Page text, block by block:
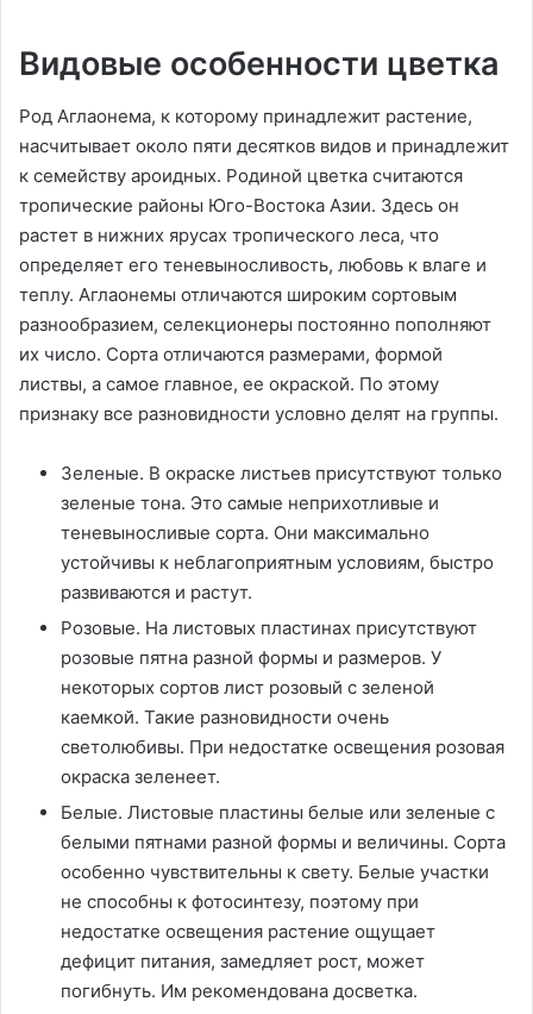
Видовые особенности цветка
Род Аглаонема, к которому принадлежит растение,
насчитывает около пяти десятков видов и принадлежит
к семейству ароидных. Родиной цветка считаются
тропические районы Юго-Востока Азии. Здесь он
растет в нижних ярусах тропического леса, что
определяет его теневыносливость, любовь к влаге и
теплу. Аглаонемы отличаются широким сортовым
разнообразием, селекционеры постоянно пополняют
их число. Сорта отличаются размерами, формой
листвы, а самое главное, ее окраской. По этому
признаку все разновидности условно делят на группы.
Зеленые. В окраске листьев присутствуют только
зеленые тона. Это самые неприхотливые и
теневыносливые сорта. Они максимально
устойчивы к неблагоприятным условиям, быстро
развиваются и растут.
Розовые. На листовых пластинах присутствуют
розовые пятна разной формы и размеров. У
некоторых сортов лист розовый с зеленой
каемкой. Такие разновидности очень
светолюбивы. При недостатке освещения розовая
окраска зеленеет.
Белые. Листовые пластины белые или зеленые с
белыми пятнами разной формы и величины. Сорта
особенно чувствительны к свету. Белые участки
не способны к фотосинтезу, поэтому при
недостатке освещения растение ощущает
дефицит питания, замедляет рост, может
погибнуть. Им рекомендована досветка.